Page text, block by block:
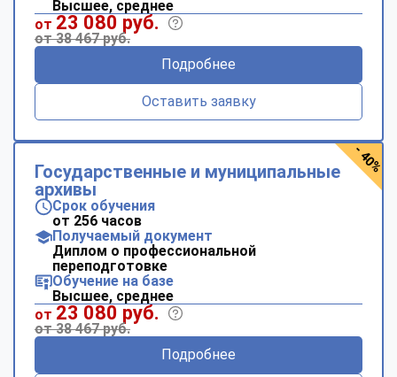
Высшее, среднее
от 23 080 руб.
от 38 467 руб.
Подробнее
Оставить заявку
Государственные и муниципальные
архивы
Срок обучения
от 256 часов
Получаемый документ
Диплом о профессиональной
переподготовке
Обучение на базе
Высшее, среднее
от 23 080 руб.
от 38 467 руб.
Подробнее
- 40%